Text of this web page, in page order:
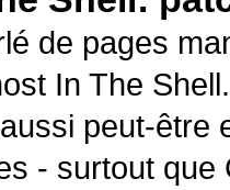
de pages
In The
peut-être
- surtout